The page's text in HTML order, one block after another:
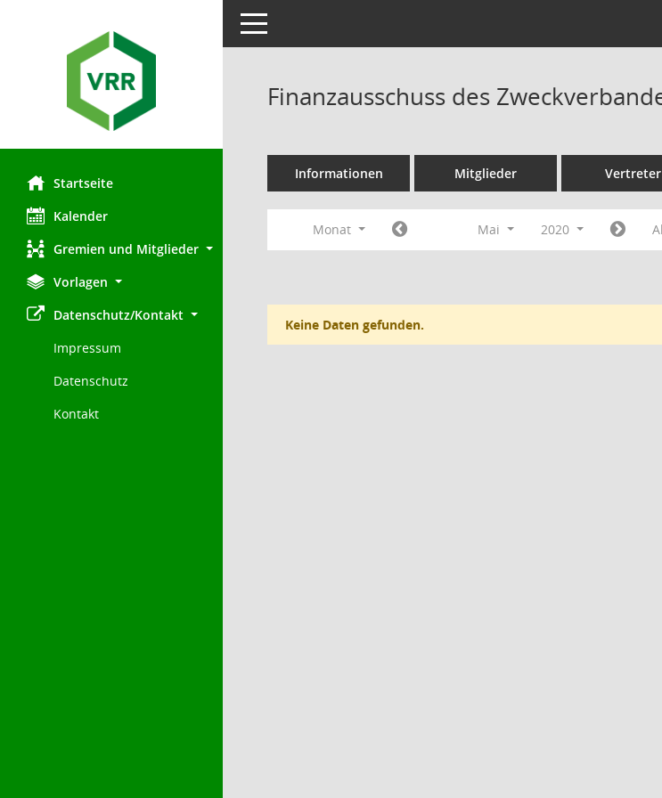
Startseite
Kalender
Gremien und Mitglieder
Vorlagen
Datenschutz/Kontakt
Impressum
Datenschutz
Kontakt
Toggle navigation
Finanzausschuss des
Informationen Mitglieder Vertreter
Monat Mai 2020
Keine Daten gefunden.